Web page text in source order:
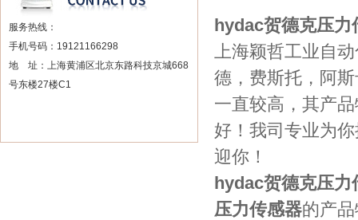
服务热线：
手机号码：19121166298
地 址：上海黄浦区北京东路科技京城668
号东楼27楼C1
hydac贺德克压力
上海颖哲工业自
德，费斯托，阿
一直较高，其产
好！我司专业为
迎你！
hydac贺德克压力
压力传感器的产